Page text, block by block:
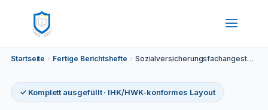
Startseite › Fertige Berichtshefte › Sozialversicherungsfachangestellte/r – Rentenversicherung
✓ Komplett ausgefüllt · IHK/HWK-konformes Layout